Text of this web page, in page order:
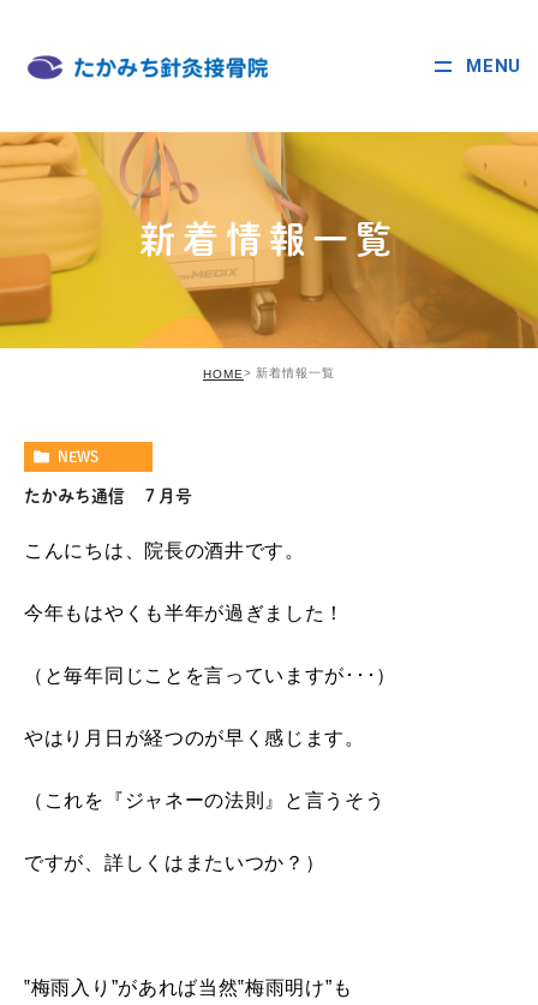
MENU
新着情報一覧
HOME 新着情報一覧
NEWS
たかみち通信 ７月号
こんにちは、院長の酒井です。
今年もはやくも半年が過ぎました！
（と毎年同じことを言っていますが･･･）
やはり月日が経つのが早く感じます。
（これを『ジャネーの法則』と言うそう
ですが、詳しくはまたいつか？）
‟梅雨入り”があれば当然‟梅雨明け”も